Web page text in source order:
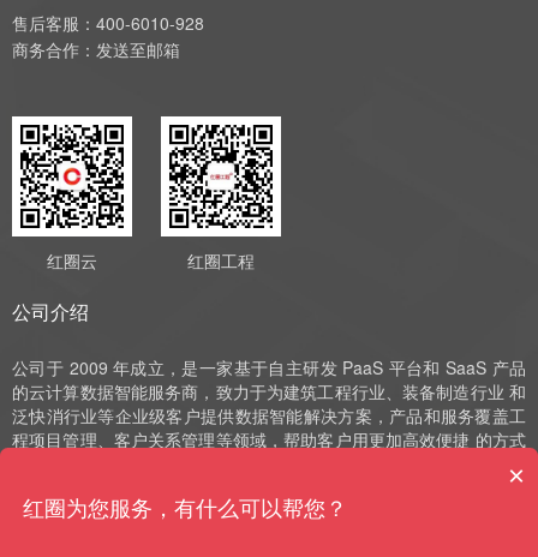
售后客服：400-6010-928
商务合作： 发送至邮箱
红圈云 红圈工程
公司介绍
公司于 2009 年成立，是一家基于自主研发 PaaS 平台和 SaaS 产品
的云计算数据智能服务商，致力于为建筑工程行业、装备制造行业 和
泛快消行业等企业级客户提供数据智能解决方案，产品和服务覆盖工
程项目管理、客户关系管理等领域，帮助客户用更加高效便捷 的方式
实现数字化运营、管理和决策。公司深耕 SaaS 领域十余年，始终以
自主研发作为发展的驱动力，并获评国家高新技术企业、中 关村高新
技术企业、北京市“专精特新”小巨人和北京市“专精特新”中小企业等荣
×
红圈为您服务，有什么可以帮您？